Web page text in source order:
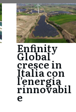
Enfinity
Global
cresce in
Italia con
l’energia
rinnovabil
e